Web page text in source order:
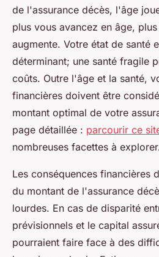
de l'assurance décès, l'âge
plus vous avancez en âge,
augmente. Votre état de santé
déterminant; une santé fragile
coûts. Outre l'âge et la santé,
financières doivent être
montant optimal de votre
page détaillée : parcourir ce
nombreuses facettes à
Les conséquences financières
du montant de l'assurance
lourdes. En cas de disparité
prévisionnels et le capital
pourraient faire face à des